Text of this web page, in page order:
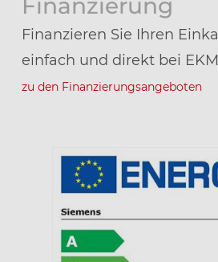
Finanzieren Sie Ihren
einfach und direkt bei
zu den Finanzierungsangeboten